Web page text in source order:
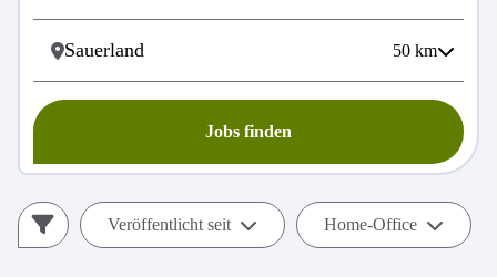
50 km
Jobs finden
Veröffentlicht seit Home-Office